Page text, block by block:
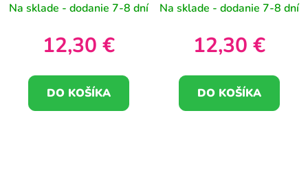
Na sklade - dodanie 7-8 dní
12,30 €
DO KOŠÍKA
Na sklade - dodanie 7-8 dní
12,30 €
DO KOŠÍKA